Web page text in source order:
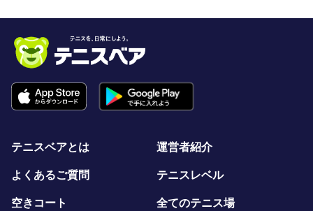
テニスベアとは 運営者紹介
よくあるご質問 テニスレベル
空きコート 全てのテニス場